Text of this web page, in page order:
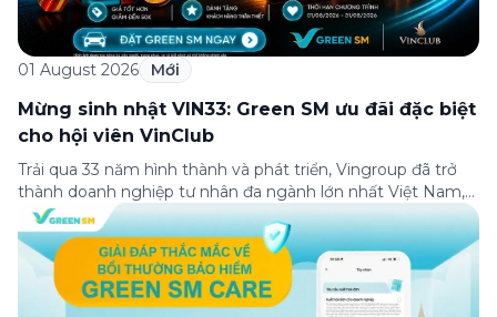
01 August 2026 Mới
Mừng sinh nhật VIN33: Green SM ưu đãi đặc biệt
cho hội viên VinClub
Trải qua 33 năm hình thành và phát triển, Vingroup đã trở
thành doanh nghiệp tư nhân đa ngành lớn nhất Việt Nam,
lọt Top 30 doanh nghiệp lớn nhất Đông Nam Á theo bảng
xếp hạng của Tạp chí Fortune (Mỹ). Nhân kỷ niệm 33 năm
thành lập (8/8/1993 đến 8/8/2026), Green SM trân […]